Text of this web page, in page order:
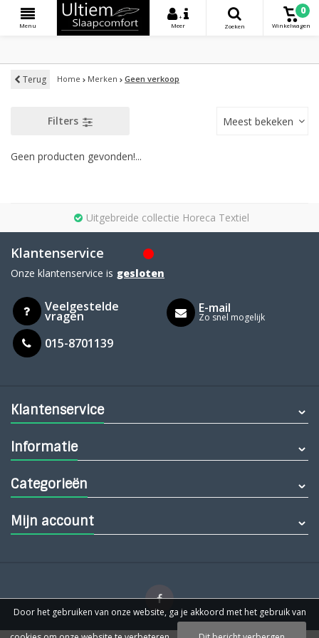
Menu
+
Meer
Zoeken
0
Winkelwagen
Terug Home Merken Geen verkoop
Filters Meest bekeken
Geen producten gevonden!...
Uitgebreide collectie Horeca Textiel
Klantenservice
Onze klantenservice is gesloten
Veelgestelde
vragen
015-8701139
E-mail
Zo snel mogelijk
Klantenservice
Informatie
Categorieën
Mijn account
Door het gebruiken van onze website, ga je akkoord met het gebruik van